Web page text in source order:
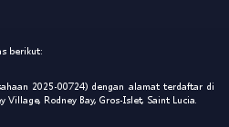
berikut:
2025-00724) dengan alamat terdaftar di
Village, Rodney Bay, Gros-Islet, Saint Lucia.